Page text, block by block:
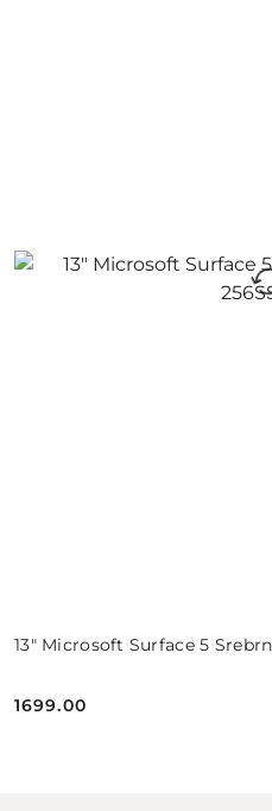
13" Microsoft Surface 5
Cena:
1699.00